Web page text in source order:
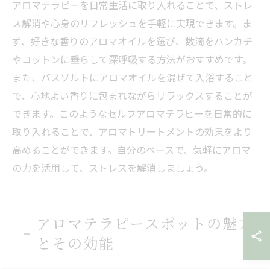
アロマテラピーを日常生活に取り入れることで、ストレ
ス解消や心身のリフレッシュを手軽に実現できます。ま
ず、好きな香りのアロマオイルを選び、数滴をハンカチ
やコットンに垂らして深呼吸する方法がおすすめです。
また、バスソルトにアロマオイルを混ぜて入浴すること
で、心地よい香りに包まれながらリラックスすることが
できます。このようなセルフアロマテラピーを日常的に
取り入れることで、アロマトリートメントの効果をより
高めることができます。自分のペースで、気軽にアロマ
の力を活用して、ストレスを解消しましょう。
アロマテラピースポットの魅力
とその効能